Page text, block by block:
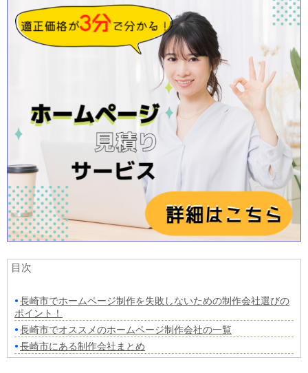
目次
長崎市でホームページ制作を失敗しないための制作会社選びの
ポイント！
長崎市でオススメのホームページ制作会社の一覧
長崎市にある制作会社まとめ